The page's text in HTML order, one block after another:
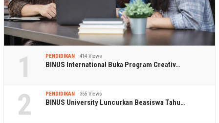
1 PENDIDIKAN 414 Views
BINUS International Buka Program Creativ…
2 PENDIDIKAN 365 Views
BINUS University Luncurkan Beasiswa Tahu…